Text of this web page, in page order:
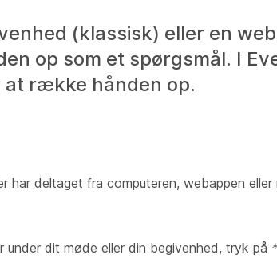
(klassisk) eller en
op som et spørgsmål. I
at række hånden op.
har deltaget fra computeren, webappen eller
dit møde eller din begivenhed, tryk på